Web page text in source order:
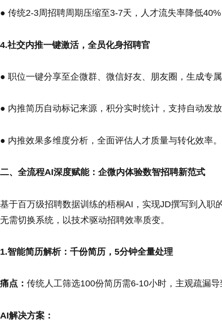
● 传统2-3周招聘周期压缩至3-7天，人才流失率降低
4.社交内推一键激活，全员化身招聘官
● 职位一键分享至企微群、微信好友、朋友圈，生成专
● 内推简历自动标记来源，积分实时统计，支持自动发
● 内推效果多维度分析，全面评估人才质量与转化效率。
二、全流程AI深度赋能：企微内体验数智招聘新范式
基于百万级招聘数据训练的梧桐AI，实现JD撰写到入职
无需切换系统，以技术驱动招聘效率质变。
1.智能简历解析：千份简历，5分钟全量处理
痛点： 传统人工筛选100份简历需6-10小时，主观疏漏
AI解决方案：